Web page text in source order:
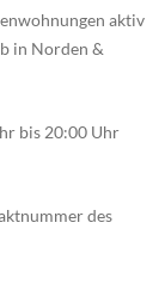
aktiv
in Norden &
bis 20:00 Uhr
des